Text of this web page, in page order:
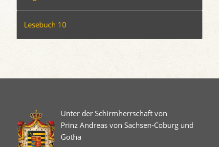
Lesebuch 10
Unter der Schirmherrschaft von
Prinz Andreas von Sachsen-Coburg und
Gotha